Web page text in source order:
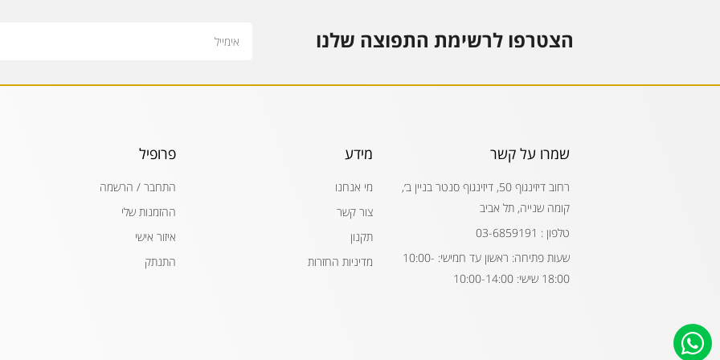
הצטרפו לרשימת התפוצה שלנו
שמרו על קשר
רחוב דיזינגוף 50, דיזינגוף סנטר בניין ב׳,
קומה שנייה, תל אביב
טלפון : 03-6859191
שעות פתיחה: ראשון עד חמישי: 10:00-
18:00 שישי: 10:00-14:00
מידע
מי אנחנו
צור קשר
תקנון
מדיניות החזרות
פרופיל
התחבר / הרשמה
ההזמנות שלי
איזור אישי
התנתק